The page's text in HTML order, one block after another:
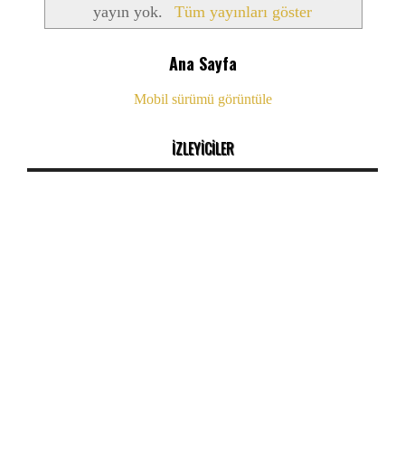
yayın yok.
Tüm yayınları göster
Ana Sayfa
Mobil sürümü görüntüle
İZLEYİCİLER